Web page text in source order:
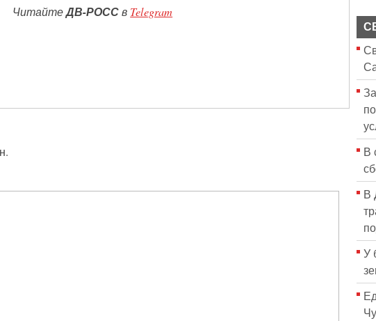
ЧитайтеДВ-РОССв Telegram
В
В
У